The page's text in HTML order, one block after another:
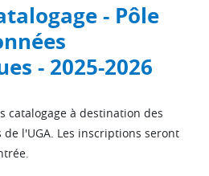
- Pôle
- 2025-2026
catalogage à destination des
l'UGA. Les inscriptions seront